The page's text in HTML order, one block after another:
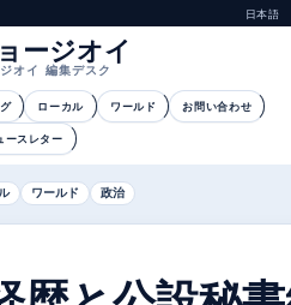
日本語
ージオイ
オイ 編集デスク
ローカル ワールド お問い合わせ
ースレター
ワールド 政治